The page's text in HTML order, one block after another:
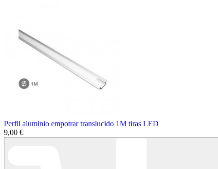
Perfil aluminio empotrar translucido 1M tiras LED
9,00 €